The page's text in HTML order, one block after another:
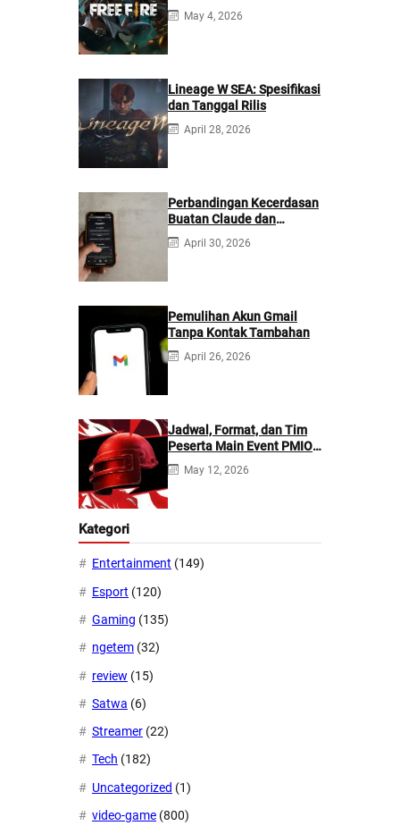
May 4, 2026
Lineage W SEA: Spesifikasi
dan Tanggal Rilis
April 28, 2026
Perbandingan Kecerdasan
Buatan Claude dan
ChatGPT: Mana yang
Lebih Baik?
April 30, 2026
Pemulihan Akun Gmail
Tanpa Kontak Tambahan
April 26, 2026
Jadwal, Format, dan Tim
Peserta Main Event PMIO
2026
May 12, 2026
Kategori
Entertainment (149)
Esport (120)
Gaming (135)
ngetem (32)
review (15)
Satwa (6)
Streamer (22)
Tech (182)
Uncategorized (1)
video-game (800)